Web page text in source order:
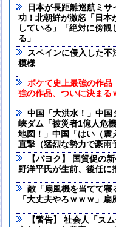
日本が長距離巡航ミ
功！北朝鮮が激怒「日本
している」「絶対に傍観
る」
スペインに侵入した不
模様
ボケて史上最強の作品
強の作品、ついに決まる
中国「大洪水！」中国
峡ダム「被災者1億人危
地図！」中国「はい（震
直撃（猛烈な勢力で豪雨
【パヨク】 国貿促の
野洋平氏が生前、後任に
敵「扇風機を当てて寝
「大丈夫やろｗｗｗ」扇
【警告】 社会人「ス